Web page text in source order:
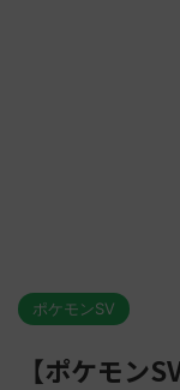
ポケモンSV
【ポケモン